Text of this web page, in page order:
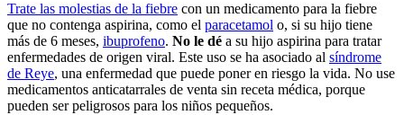
Trate las molestias de la fiebre con un medicamento para la fiebre
que no contenga aspirina, como el paracetamol o, si su hijo tiene
más de 6 meses, ibuprofeno. No le dé a su hijo aspirina para tratar
enfermedades de origen viral. Este uso se ha asociado al síndrome
de Reye, una enfermedad que puede poner en riesgo la vida. No use
medicamentos anticatarrales de venta sin receta médica, porque
pueden ser peligrosos para los niños pequeños.